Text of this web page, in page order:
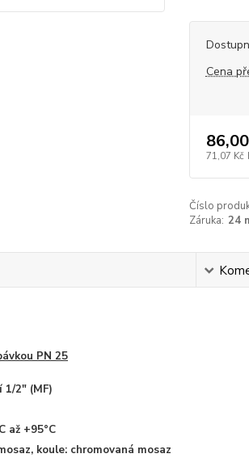
Cena
71,07 Kč
Číslo
Záruka: 24
PN 25
2" (MF)
až +95°C
koule: chromovaná mosaz